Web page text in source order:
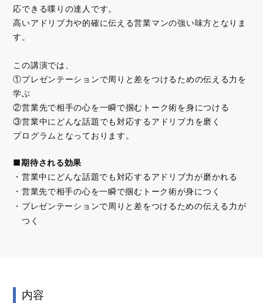
応できる喋りの達人です。
高いアドリブ力や的確に伝える営業マンの強い味方となりま
す。
この講演では、
①プレゼンテーションで周りと差をつけるための伝える力を
学ぶ
②営業先で相手の心を一瞬で掴むトーク術を身につける
③営業中にどんな話題でも対応するアドリブ力を磨く
プログラムとなっております。
■期待される効果
営業中にどんな話題でも対応するアドリブ力が磨かれる
営業先で相手の心を一瞬で掴むトーク術が身につく
プレゼンテーションで周りと差をつけるための伝える力が
つく
内容